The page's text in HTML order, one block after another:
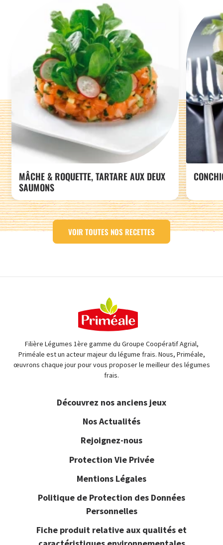
MÂCHE & ROQUETTE, TARTARE AUX DEUX
SAUMONS
VOIR TOUTES NOS RECETTES
Filière Légumes 1ère gamme du Groupe Coopératif Agrial,
Priméale est un acteur majeur du légume frais. Nous, Priméale,
œuvrons chaque jour pour vous proposer le meilleur des légumes
frais.
Découvrez nos anciens jeux
Nos Actualités
Rejoignez-nous
Protection Vie Privée
Mentions Légales
Politique de Protection des Données
Personnelles
Fiche produit relative aux qualités et